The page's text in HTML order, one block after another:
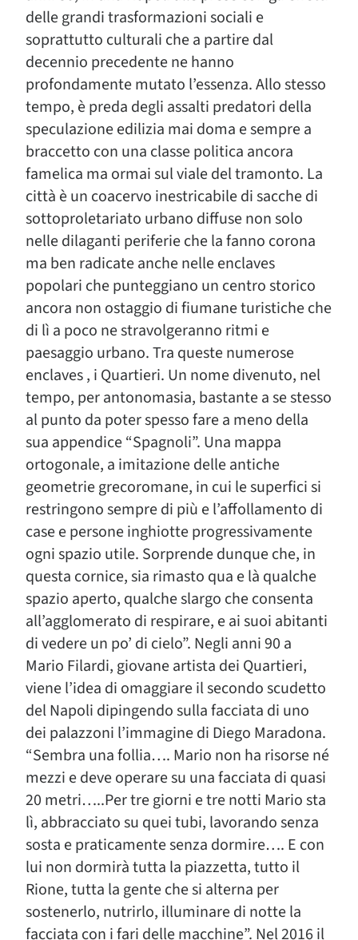
delle grandi trasformazioni sociali e
soprattutto culturali che a partire dal
decennio precedente ne hanno
profondamente mutato l’essenza. Allo stesso
tempo, è preda degli assalti predatori della
speculazione edilizia mai doma e sempre a
braccetto con una classe politica ancora
famelica ma ormai sul viale del tramonto. La
città è un coacervo inestricabile di sacche di
sottoproletariato urbano diffuse non solo
nelle dilaganti periferie che la fanno corona
ma ben radicate anche nelle enclaves
popolari che punteggiano un centro storico
ancora non ostaggio di fiumane turistiche che
di lì a poco ne stravolgeranno ritmi e
paesaggio urbano. Tra queste numerose
enclaves , i Quartieri. Un nome divenuto, nel
tempo, per antonomasia, bastante a se stesso
al punto da poter spesso fare a meno della
sua appendice “Spagnoli”. Una mappa
ortogonale, a imitazione delle antiche
geometrie grecoromane, in cui le superfici si
restringono sempre di più e l’affollamento di
case e persone inghiotte progressivamente
ogni spazio utile. Sorprende dunque che, in
questa cornice, sia rimasto qua e là qualche
spazio aperto, qualche slargo che consenta
all’agglomerato di respirare, e ai suoi abitanti
di vedere un po’ di cielo”. Negli anni 90 a
Mario Filardi, giovane artista dei Quartieri,
viene l’idea di omaggiare il secondo scudetto
del Napoli dipingendo sulla facciata di uno
dei palazzoni l’immagine di Diego Maradona.
“Sembra una follia…. Mario non ha risorse né
mezzi e deve operare su una facciata di quasi
20 metri…..Per tre giorni e tre notti Mario sta
lì, abbracciato su quei tubi, lavorando senza
sosta e praticamente senza dormire…. E con
lui non dormirà tutta la piazzetta, tutto il
Rione, tutta la gente che si alterna per
sostenerlo, nutrirlo, illuminare di notte la
facciata con i fari delle macchine”. Nel 2016 il